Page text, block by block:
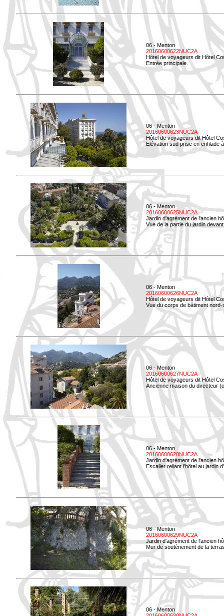
06 - Menton
20160600622NUC2A
Hôtel de voyageurs dit Hôtel
Entrée principale.
06 - Menton
20160600623NUC2A
Hôtel de voyageurs dit Hôtel
Elévation sud prise en enfilade
06 - Menton
20160600625NUC2A
Jardin d'agrément de l'ancien
Vue de la partie du jardin
06 - Menton
20160600626NUC2A
Hôtel de voyageurs dit Hôtel
Vue du corps de bâtiment
06 - Menton
20160600627NUC2A
Hôtel de voyageurs dit Hôtel
Ancienne maison du directeur
06 - Menton
20160600628NUC2A
Jardin d'agrément de l'ancien
Escalier reliant l'hôtel au jardin
06 - Menton
20160600629NUC2A
Jardin d'agrément de l'ancien
Mur de soutènement de la
06 - Menton